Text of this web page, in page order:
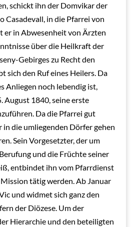
schickt ihn der Domvikar der
Casadevall, in die Pfarrei von
er in Abwesenheit von Ärzten
über die Heilkraft der
Gebirges zu Recht den
sich den Ruf eines Heilers. Da
Anliegen noch lebendig ist,
August 1840, seine erste
Da die Pfarrei gut
in die umliegenden Dörfer gehen
Sein Vorgesetzter, der um
und die Früchte seiner
entbindet ihn vom Pfarrdienst
tätig werden. Ab Januar
und widmet sich ganz den
der Diözese. Um der
Hierarchie und den beteiligten